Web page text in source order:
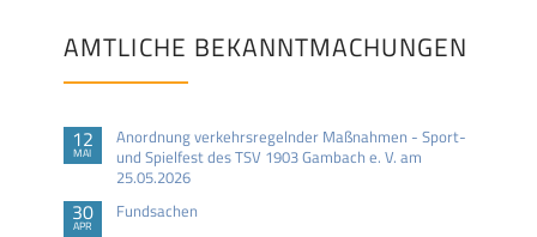
AMTLICHE BEKANNTMACHUNGEN
12
MAI
Anordnung verkehrsregelnder Maßnahmen - Sport-
und Spielfest des TSV 1903 Gambach e. V. am
25.05.2026
30
APR
Fundsachen